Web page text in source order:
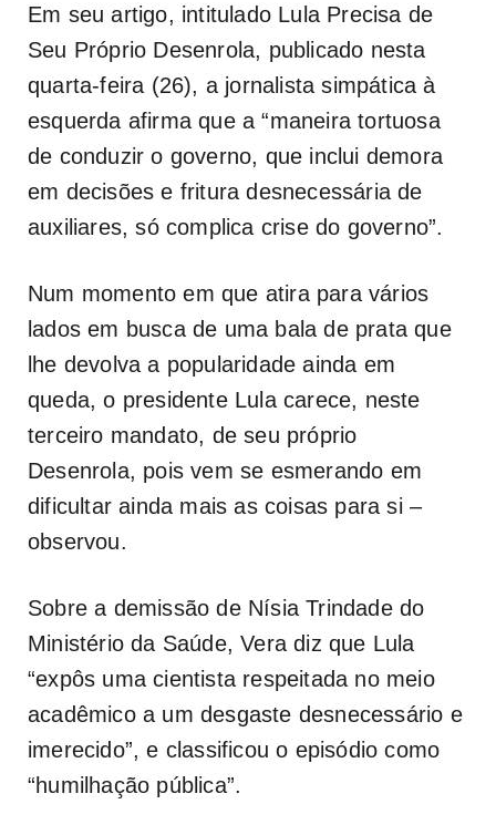
Em seu artigo, intitulado Lula Precisa de
Seu Próprio Desenrola, publicado nesta
quarta-feira (26), a jornalista simpática à
esquerda afirma que a “maneira tortuosa
de conduzir o governo, que inclui demora
em decisões e fritura desnecessária de
auxiliares, só complica crise do governo”.
Num momento em que atira para vários
lados em busca de uma bala de prata que
lhe devolva a popularidade ainda em
queda, o presidente Lula carece, neste
terceiro mandato, de seu próprio
Desenrola, pois vem se esmerando em
dificultar ainda mais as coisas para si –
observou.
Sobre a demissão de Nísia Trindade do
Ministério da Saúde, Vera diz que Lula
“expôs uma cientista respeitada no meio
acadêmico a um desgaste desnecessário e
imerecido”, e classificou o episódio como
“humilhação pública”.